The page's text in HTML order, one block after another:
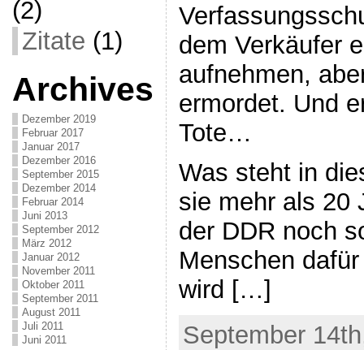
(2)
Zitate (1)
Archives
Dezember 2019
Februar 2017
Januar 2017
Dezember 2016
September 2015
Dezember 2014
Februar 2014
Juni 2013
September 2012
März 2012
Januar 2012
November 2011
Oktober 2011
September 2011
August 2011
Juli 2011
Juni 2011
dem Verkäufer
aufnehmen,
ermordet. Und
Tote…
Was steht in
sie mehr als 20
der DDR noch
Menschen
wird […]
September